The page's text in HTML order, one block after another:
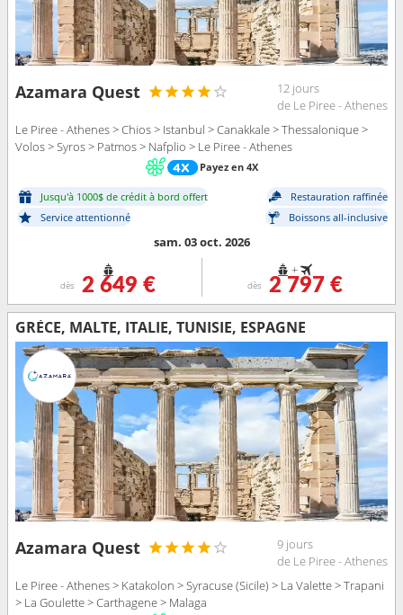
Azamara Quest
12 jours
de Le Piree - Athenes
Le Piree - Athenes > Chios > Istanbul > Canakkale > Thessalonique >
Volos > Syros > Patmos > Nafplio > Le Piree - Athenes
Payez en 4X
Jusqu'à 1000$ de crédit à bord offert
Restauration raffinée
Service attentionné
Boissons all-inclusive
sam. 03 oct. 2026
dès 2 649 €
+
dès 2 797 €
GRÈCE, MALTE, ITALIE, TUNISIE, ESPAGNE
Azamara Quest
9 jours
de Le Piree - Athenes
Le Piree - Athenes > Katakolon > Syracuse (Sicile) > La Valette > Trapani
> La Goulette > Carthagene > Malaga